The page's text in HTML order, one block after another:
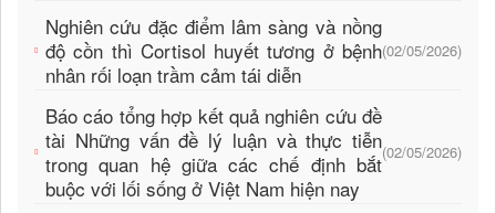
Nghiên cứu đặc điểm lâm sàng và nồng
độ cồn thì Cortisol huyết tương ở bệnh
nhân rối loạn trầm cảm tái diễn
(02/05/2026)
Báo cáo tổng hợp kết quả nghiên cứu đề
tài Những vấn đề lý luận và thực tiễn
trong quan hệ giữa các chế định bắt
buộc với lối sống ở Việt Nam hiện nay
(02/05/2026)